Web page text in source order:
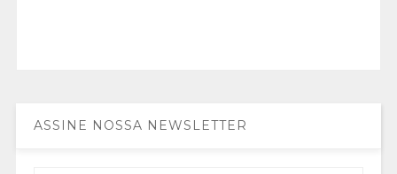
ASSINE NOSSA NEWSLETTER